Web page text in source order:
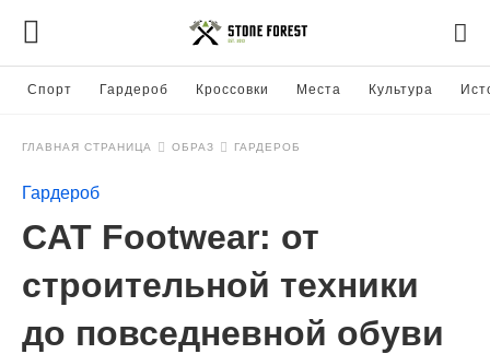
Спорт Гардероб Кроссовки Места Культура
ГЛАВНАЯ СТРАНИЦА ОБРАЗ ГАРДЕРОБ
Гардероб
CAT Footwear: от
строительной техники
до повседневной обуви